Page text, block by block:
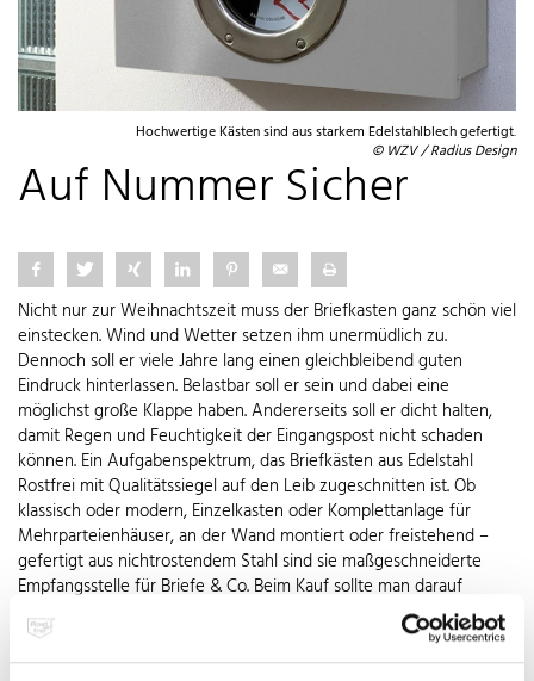
Hochwertige Kästen sind aus starkem Edelstahlblech gefertigt.
© WZV / Radius Design
Auf Nummer Sicher
Nicht nur zur Weihnachtszeit muss der Briefkasten ganz schön viel
einstecken. Wind und Wetter setzen ihm unermüdlich zu.
Dennoch soll er viele Jahre lang einen gleichbleibend guten
Eindruck hinterlassen. Belastbar soll er sein und dabei eine
möglichst große Klappe haben. Andererseits soll er dicht halten,
damit Regen und Feuchtigkeit der Eingangspost nicht schaden
können. Ein Aufgabenspektrum, das Briefkästen aus Edelstahl
Rostfrei mit Qualitätssiegel auf den Leib zugeschnitten ist. Ob
klassisch oder modern, Einzelkasten oder Komplettanlage für
Mehrparteienhäuser, an der Wand montiert oder freistehend –
gefertigt aus nichtrostendem Stahl sind sie maßgeschneiderte
Empfangsstelle für Briefe & Co. Beim Kauf sollte man darauf
achten, dass ein A4-Umschlag komplett in den Kasten passt. Ein
integriertes oder zusätzlich angebrachtes Zeitungsfach
gewährleistet, dass die Lektüre den Empfänger unbeschädigt